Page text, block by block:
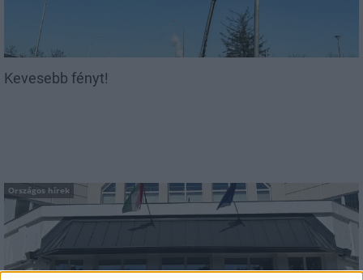
Kevesebb fényt!
Országos hírek